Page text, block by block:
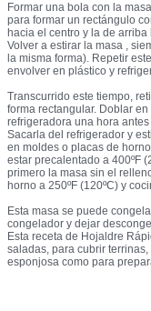
Formar una bola con la
para formar un rectángulo
hacia el centro y la de
Volver a estirar la masa ,
la misma forma). Repetir
envolver en plástico y
Transcurrido este tiempo,
forma rectangular. Doblar
refrigeradora una hora
Sacarla del refrigerador y
en moldes o placas de
estar precalentado a 400ºF
primero la masa sin el
horno a 250ºF (120ºC) y
Esta masa se puede
congelador y dejar
Esta receta de Hojaldre
saladas, para cubrir
esponjosa como para